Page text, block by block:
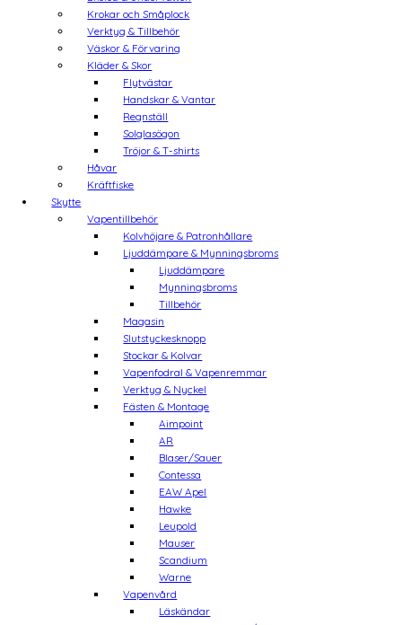
Krokar och Småplock
Verktyg & Tillbehör
Väskor & Förvaring
Kläder & Skor
Flytvästar
Handskar & Vantar
Regnställ
Solglasögon
Tröjor & T-shirts
Håvar
Kräftfiske
Skytte
Vapentillbehör
Kolvhöjare & Patronhållare
Ljuddämpare & Mynningsbroms
Ljuddämpare
Mynningsbroms
Tillbehör
Magasin
Slutstyckesknopp
Stockar & Kolvar
Vapenfodral & Vapenremmar
Verktyg & Nyckel
Fästen & Montage
Aimpoint
AR
Blaser/Sauer
Contessa
EAW Apel
Hawke
Leupold
Mauser
Scandium
Warne
Vapenvård
Läskändar